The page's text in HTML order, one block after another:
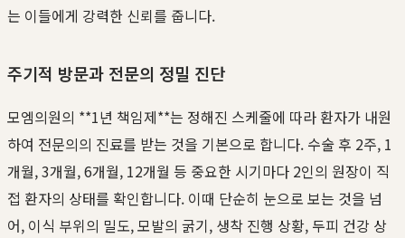
는 이들에게 강력한 신뢰를 줍니다.
주기적 방문과 전문의 정밀 진단
모엠의원의 **1년 책임제**는 정해진 스케줄에 따라 환자가 내원
하여 전문의의 진료를 받는 것을 기본으로 합니다. 수술 후 2주, 1
개월, 3개월, 6개월, 12개월 등 중요한 시기마다 2인의 원장이 직
접 환자의 상태를 확인합니다. 이때 단순히 눈으로 보는 것을 넘
어, 이식 부위의 밀도, 모발의 굵기, 생착 진행 상황, 두피 건강 상